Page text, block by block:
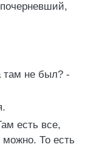
там не был? -
есть все,
можно. То есть